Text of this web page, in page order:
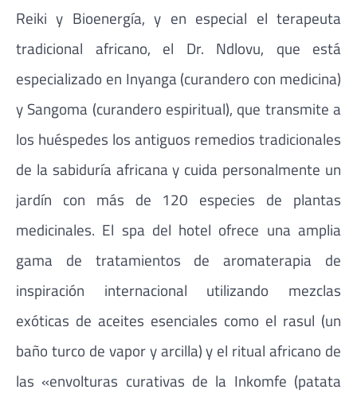
Reiki y Bioenergía, y en especial el terapeuta
tradicional africano, el Dr. Ndlovu, que está
especializado en Inyanga (curandero con medicina)
y Sangoma (curandero espiritual), que transmite a
los huéspedes los antiguos remedios tradicionales
de la sabiduría africana y cuida personalmente un
jardín con más de 120 especies de plantas
medicinales. El spa del hotel ofrece una amplia
gama de tratamientos de aromaterapia de
inspiración internacional utilizando mezclas
exóticas de aceites esenciales como el rasul (un
baño turco de vapor y arcilla) y el ritual africano de
las «envolturas curativas de la Inkomfe (patata